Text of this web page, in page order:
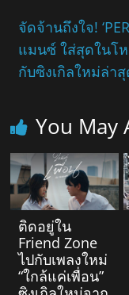
จัดจ้านถึงใจ!
แมนซ์ ใส่สุดในโ
กับซิงเกิลใหม่ล่าสุด
You May
ติดอยู่ใน
Friend Zone
ไปกับเพลงใหม่
“ใกล้แค่เพื่อน”